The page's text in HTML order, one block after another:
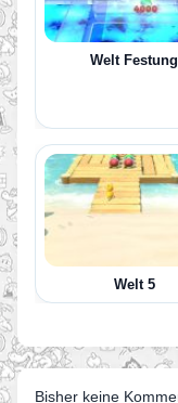
Welt Festung
Welt 5
Bisher keine